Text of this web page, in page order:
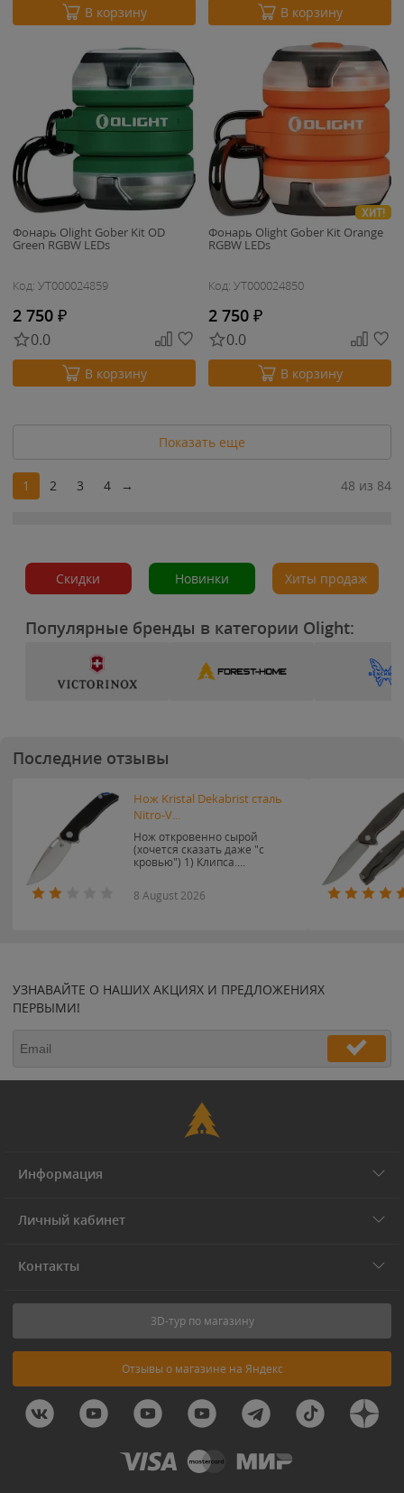
В корзину В корзину
Фонарь Olight Gober Kit OD
Green RGBW LEDs
Код: УТ000024859
2 750 ₽
0.0
В корзину
ХИТ!
Фонарь Olight Gober Kit Orange
RGBW LEDs
Код: УТ000024850
2 750 ₽
0.0
В корзину
Показать еще
1 2 3 4 → 48 из 84
Скидки Новинки Хиты продаж
Популярные бренды в категории Olight:
Последние отзывы
Нож Kristal Dekabrist сталь
Nitro-V...
Нож откровенно сырой
(хочется сказать даже "с
кровью") 1) Клипса....
8 August 2026
УЗНАВАЙТЕ О НАШИХ АКЦИЯХ И ПРЕДЛОЖЕНИЯХ
ПЕРВЫМИ!
Информация
Личный кабинет
Контакты
3D-тур по магазину
Отзывы о магазине на Яндекс